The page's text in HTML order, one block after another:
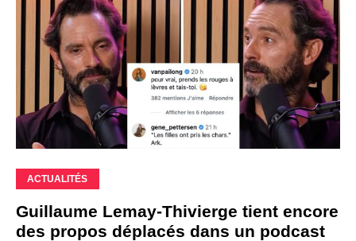
ACTUALITÉS
Guillaume Lemay-Thivierge tient encore
des propos déplacés dans un podcast